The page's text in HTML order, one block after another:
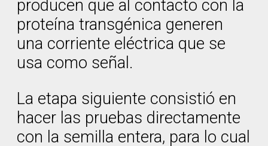
producen que al contacto con la
proteína transgénica generen
una corriente eléctrica que se
usa como señal.
La etapa siguiente consistió en
hacer las pruebas directamente
con la semilla entera, para lo cual